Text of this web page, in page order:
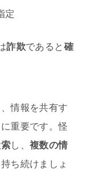
定
詐欺であると 確
情報を共有す
に重要です。怪
し、複数の情
ち続けましょ